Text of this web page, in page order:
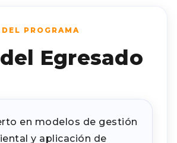
PROGRAMA
Egresado
en modelos de gestión
y aplicación de